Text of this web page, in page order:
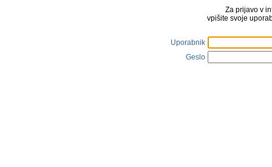
Za prijavo v
vpišite svoje
Uporabnik
Geslo